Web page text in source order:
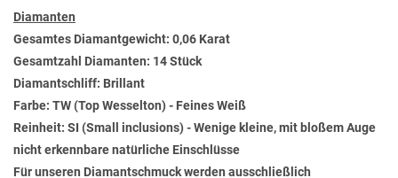
Diamanten
Gesamtes Diamantgewicht: 0,06 Karat
Gesamtzahl Diamanten: 14 Stück
Diamantschliff: Brillant
Farbe: TW (Top Wesselton) - Feines Weiß
Reinheit: SI (Small inclusions) - Wenige kleine, mit bloßem Auge
nicht erkennbare natürliche Einschlüsse
Für unseren Diamantschmuck werden ausschließlich